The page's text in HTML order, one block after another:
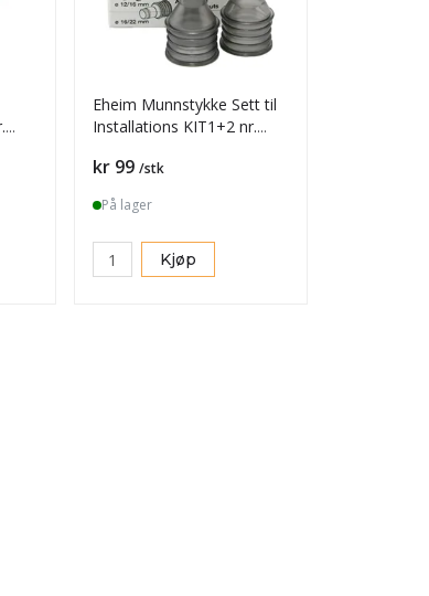
Eheim Munnstykke Sett til
Installations KIT1+2 nr.
Pris
kr 99 /stk
På lager
Kjøp